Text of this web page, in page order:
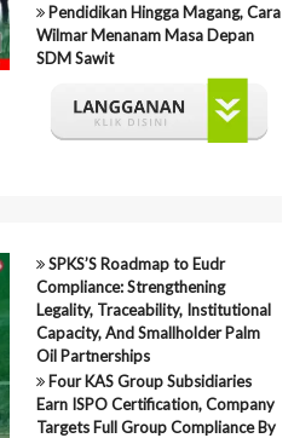
Pendidikan Hingga Magang, Cara
Wilmar Menanam Masa Depan
SDM Sawit
SPKS’S Roadmap to Eudr
Compliance: Strengthening
Legality, Traceability, Institutional
Capacity, And Smallholder Palm
Oil Partnerships
Four KAS Group Subsidiaries
Earn ISPO Certification, Company
Targets Full Group Compliance By